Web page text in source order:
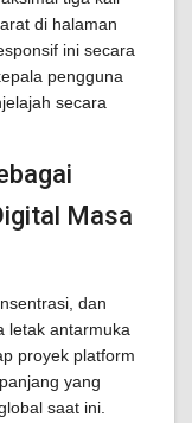
di halaman
ini secara
pengguna
secara
Masa
dan
letak antarmuka
proyek platform
yang
saat ini.